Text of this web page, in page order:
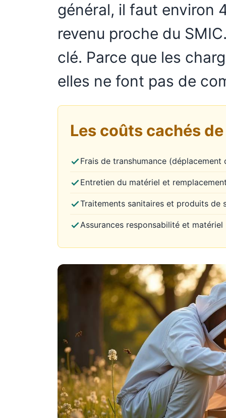
général, il faut environ
revenu proche du
clé. Parce que les
elles ne font pas de
Les coûts cachés
Frais de transhumance (déplacement
Entretien du matériel et
Traitements sanitaires et produits de
Assurances responsabilité et matériel